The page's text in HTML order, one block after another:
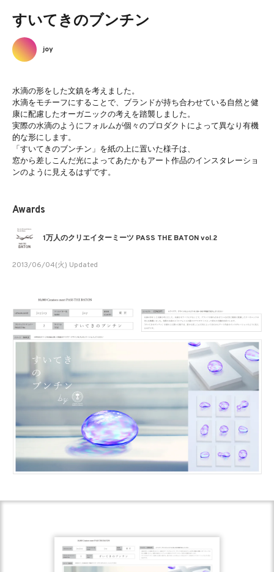
すいてきのブンチン
joy
水滴の形をした文鎮を考えました。
水滴をモチーフにすることで、ブランドが持ち合わせている自然と健
康に配慮したオーガニックの考えを踏襲しました。
実際の水滴のようにフォルムが個々のプロダクトによって異なり有機
的な形にします。
「すいてきのブンチン」を紙の上に置いた様子は、
窓から差しこんだ光によってあたかもアート作品のインスタレーショ
ンのように見えるはずです。
Awards
1万人のクリエイターミーツ PASS THE BATON vol.2
2013/06/04(火) Updated